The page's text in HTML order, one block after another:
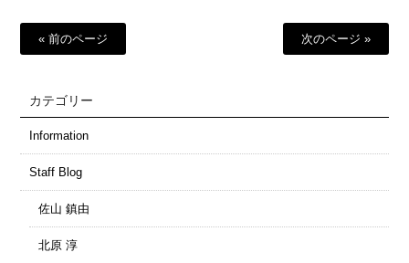
« 前のページ 次のページ »
カテゴリー
Information
Staff Blog
佐山 鎮由
北原 淳